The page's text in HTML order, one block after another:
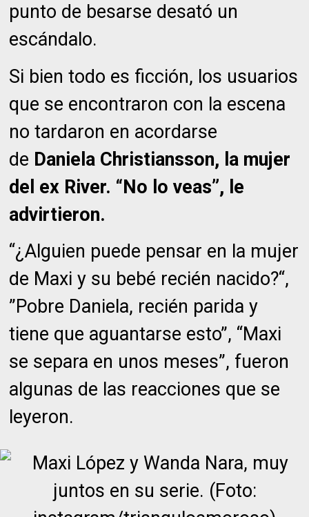
punto de besarse desató un
escándalo.
Si bien todo es ficción, los usuarios
que se encontraron con la escena
no tardaron en acordarse
de Daniela Christiansson, la mujer
del ex River. “No lo veas”, le
advirtieron.
“¿Alguien puede pensar en la mujer
de Maxi y su bebé recién nacido?“,
”Pobre Daniela, recién parida y
tiene que aguantarse esto”, “Maxi
se separa en unos meses”, fueron
algunas de las reacciones que se
leyeron.